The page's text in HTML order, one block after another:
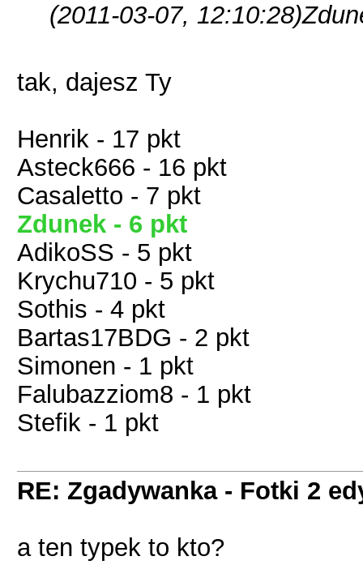
(2011-03-07, 12:10:28)
tak, dajesz Ty
Henrik - 17 pkt
Asteck666 - 16 pkt
Casaletto - 7 pkt
Zdunek - 6 pkt
AdikoSS - 5 pkt
Krychu710 - 5 pkt
Sothis - 4 pkt
Bartas17BDG - 2 pkt
Simonen - 1 pkt
Falubazziom8 - 1 pkt
Stefik - 1 pkt
RE: Zgadywanka - Fotki 2
a ten typek to kto?